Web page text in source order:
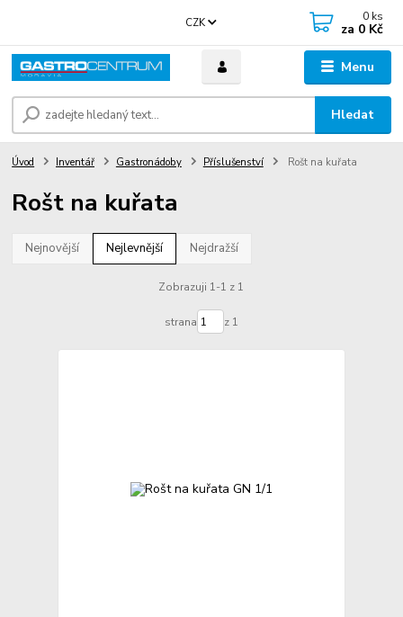
Menu
CZK
Hledat
0 ks
za 0 Kč
Úvod Inventář Gastronádoby Příslušenství Rošt na kuřata
Rošt na kuřata
Nejnovější Nejlevnější Nejdražší
Zobrazuji 1-1 z 1
strana z 1